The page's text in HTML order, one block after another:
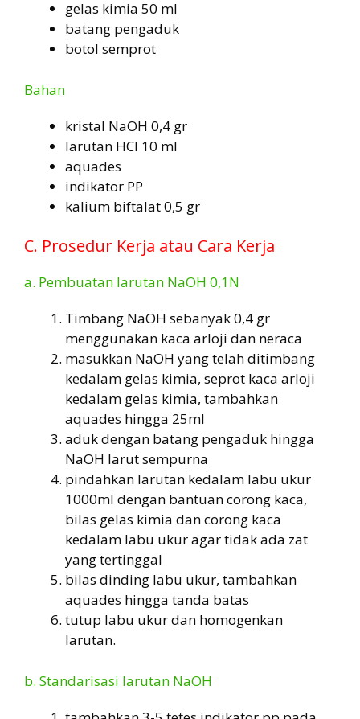
gelas kimia 50 ml
batang pengaduk
botol semprot
Bahan
kristal NaOH 0,4 gr
larutan HCl 10 ml
aquades
indikator PP
kalium biftalat 0,5 gr
C. Prosedur Kerja atau Cara Kerja
a. Pembuatan larutan NaOH 0,1N
Timbang NaOH sebanyak 0,4 gr
menggunakan kaca arloji dan neraca
masukkan NaOH yang telah ditimbang
kedalam gelas kimia, seprot kaca arloji
kedalam gelas kimia, tambahkan
aquades hingga 25ml
aduk dengan batang pengaduk hingga
NaOH larut sempurna
pindahkan larutan kedalam labu ukur
1000ml dengan bantuan corong kaca,
bilas gelas kimia dan corong kaca
kedalam labu ukur agar tidak ada zat
yang tertinggal
bilas dinding labu ukur, tambahkan
aquades hingga tanda batas
tutup labu ukur dan homogenkan
larutan.
b. Standarisasi larutan NaOH